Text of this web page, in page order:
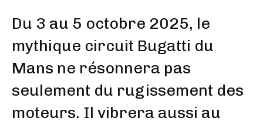
Du 3 au 5 octobre 2025, le
mythique circuit Bugatti du
Mans ne résonnera pas
seulement du rugissement des
moteurs. Il vibrera aussi au